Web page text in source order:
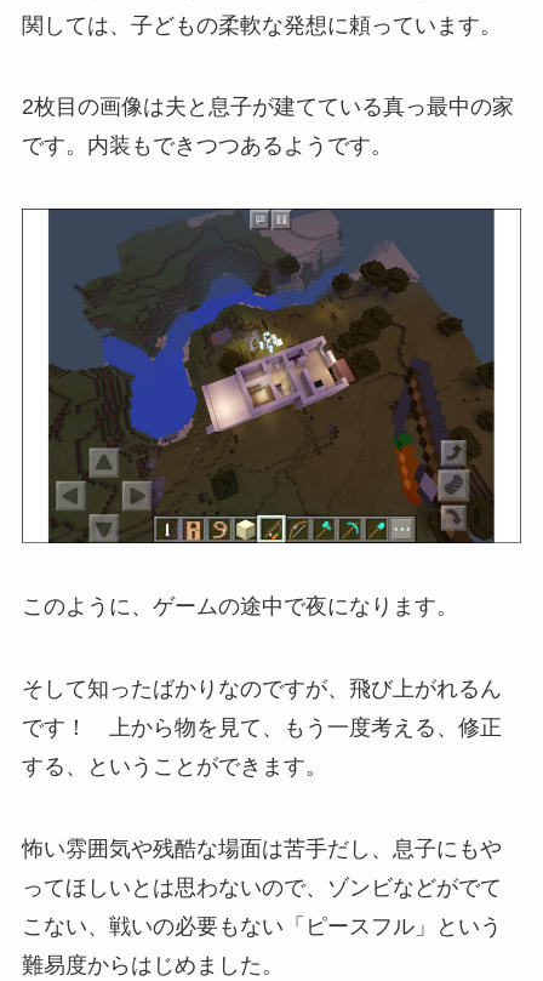
関しては、子どもの柔軟な発想に頼っています。
2枚目の画像は夫と息子が建てている真っ最中の家
です。内装もできつつあるようです。
このように、ゲームの途中で夜になります。
そして知ったばかりなのですが、飛び上がれるん
です！ 上から物を見て、もう一度考える、修正
する、ということができます。
怖い雰囲気や残酷な場面は苦手だし、息子にもや
ってほしいとは思わないので、ゾンビなどがでて
こない、戦いの必要もない「ピースフル」という
難易度からはじめました。